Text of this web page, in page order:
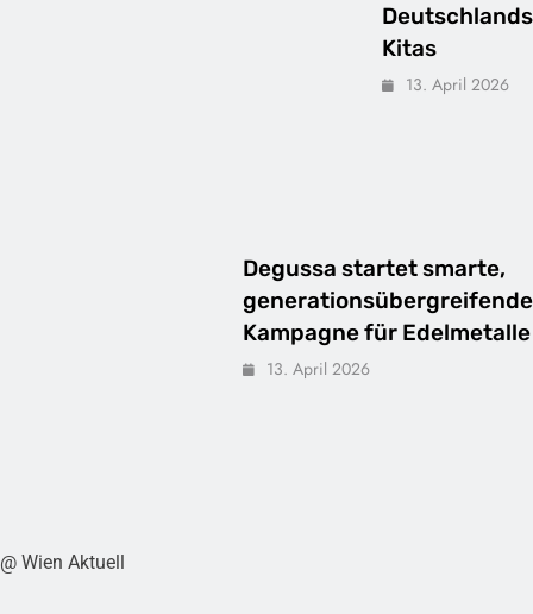
Deutschlands
Kitas
13. April 2026
Degussa startet smarte,
generationsübergreifende
Kampagne für Edelmetalle
13. April 2026
@ Wien Aktuell